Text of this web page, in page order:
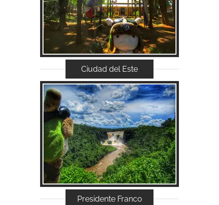
Acessar...
Ciudad del Este
Acessar...
Presidente Franco